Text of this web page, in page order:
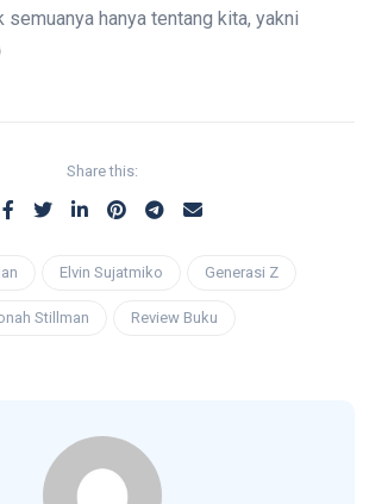
semuanya hanya tentang kita, yakni
Share this:
Elvin Sujatmiko Generasi Z
Stillman Review Buku